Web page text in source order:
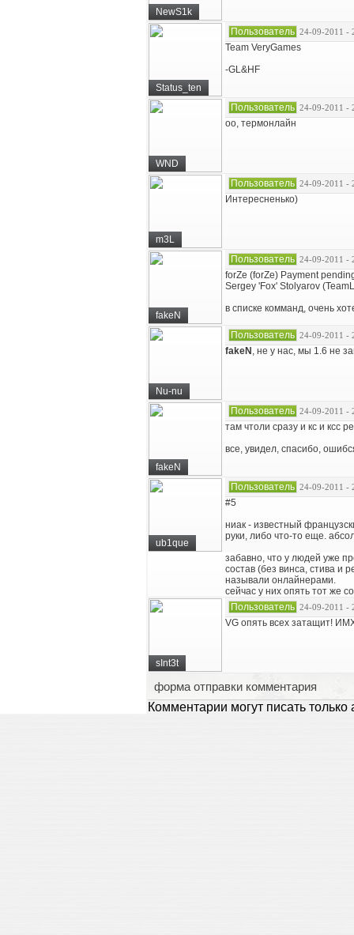
NewS1k
Status_ten
Пользователь 24-09-2011 -
Team VeryGames
-GL&HF
WND
Пользователь 24-09-2011 -
оо, термонлайн
m3L
Пользователь 24-09-2011 -
Интересненько)
fakeN
Пользователь 24-09-2011 -
forZe (forZe) Payment
Sergey 'Fox' Stolyarov
в списке комманд, очень
Nu-nu
Пользователь 24-09-2011 -
fakeN , не у нас, мы 1.6 не
fakeN
Пользователь 24-09-2011 -
там чтоли сразу и кс и ксс
все, увидел, спасибо,
ub1que
Пользователь 24-09-2011 -
#5
ниак - известный
руки, либо что-то еще.
забавно, что у людей уже
состав (без винса, стива и
называли онлайнерами.
сейчас у них опять тот же
sInt3t
Пользователь 24-09-2011 -
VG опять всех затащит!
форма отправки комментария
Комментарии могут писать